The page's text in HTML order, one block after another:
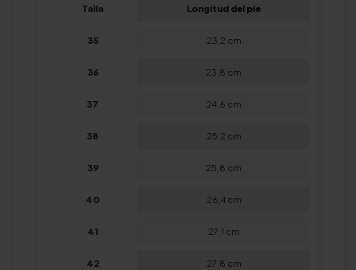
Talla Longitud del pie
35 23,2 cm
36 23,8 cm
37 24,6 cm
38 25,2 cm
39 25,8 cm
40 26,4 cm
41 27,1 cm
42 27,8 cm